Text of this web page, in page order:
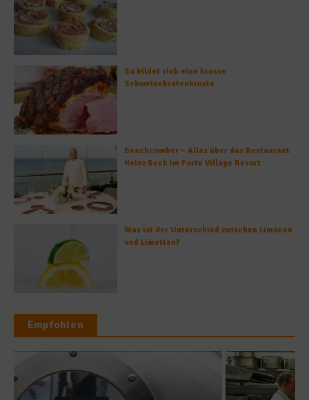
So bildet sich eine krosse
Schweinebratenkruste
Beachcomber – Alles über das Restaurant
Heinz Beck im Forte Village Resort
Was ist der Unterschied zwischen Limonen
und Limetten?
Empfohlen
News